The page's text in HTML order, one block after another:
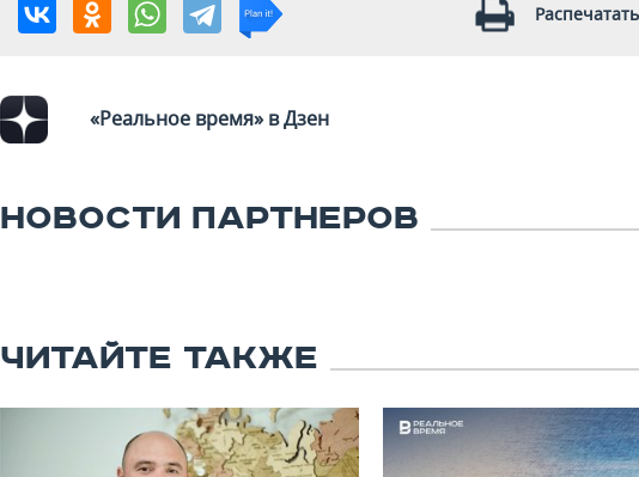
«Реальное время» в Дзен
НОВОСТИ ПАРТНЕРОВ
ЧИТАЙТЕ ТАКЖЕ